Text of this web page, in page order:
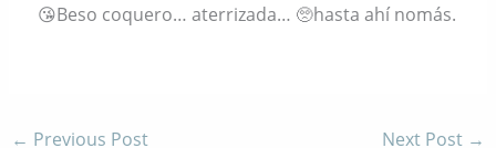
😘Beso coquero… aterrizada… 🥺hasta ahí nomás.
← Previous Post Next Post →